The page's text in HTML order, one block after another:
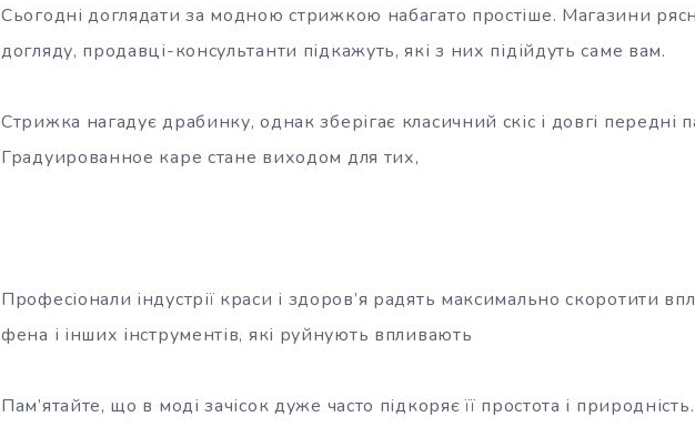
Сьогодні доглядати за модною стрижкою набагато простіше. Магазини
догляду, продавці-консультанти підкажуть, які з них підійдуть саме вам.
Стрижка нагадує драбинку, однак зберігає класичний скіс і довгі передні
Градуированное каре стане виходом для тих,
Професіонали індустрії краси і здоров’я радять максимально скоротити
фена і інших інструментів, які руйнують впливають
Пам’ятайте, що в моді зачісок дуже часто підкоряє її простота і